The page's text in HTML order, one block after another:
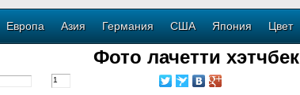
Европа Азия Германия США Япония Цвет
Фото лачетти хэтчбек